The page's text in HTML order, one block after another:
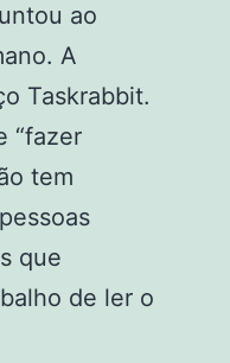
ao
A
Taskrabbit.
“fazer
tem
que
de ler o